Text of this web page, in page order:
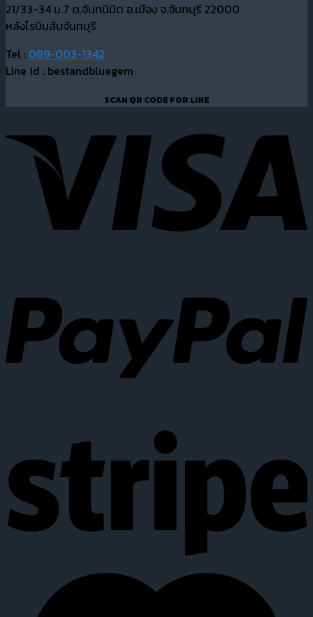
21/33-34 ม.7 ต.จันทนิมิต อ.เมือง จ.จันทบุรี 22000
หลังโรบินสันจันทบุรี
Tel : 089-003-1342
Line id : bestandbluegem
SCAN QR CODE FOR LINE